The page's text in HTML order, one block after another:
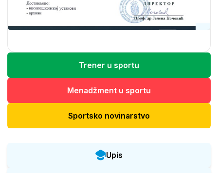
Trener u sportu
Menadžment u sportu
Sportsko novinarstvo
Upis